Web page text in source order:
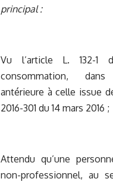
principal :
Vu l’article L. 132-
consommation,
antérieure à celle issue
2016-301 du 14 mars 2016 ;
Attendu qu’une
non-professionnel, au